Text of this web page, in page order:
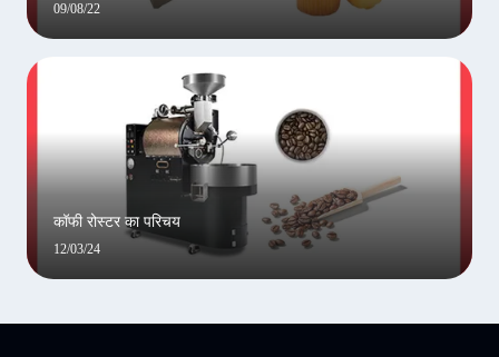
09/08/22
कॉफी रोस्टर का परिचय
12/03/24